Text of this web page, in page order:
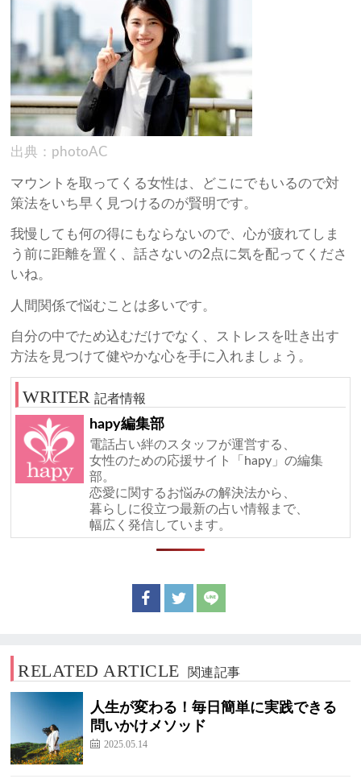
出典：photoAC
マウントを取ってくる女性は、どこにでもいるので対
策法をいち早く見つけるのが賢明です。
我慢しても何の得にもならないので、心が疲れてしま
う前に距離を置く、話さないの2点に気を配ってくださ
いね。
人間関係で悩むことは多いです。
自分の中でため込むだけでなく、ストレスを吐き出す
方法を見つけて健やかな心を手に入れましょう。
記者情報
hapy編集部
電話占い絆のスタッフが運営する、
女性のための応援サイト「hapy」の編集
部。
恋愛に関するお悩みの解決法から、
暮らしに役立つ最新の占い情報まで、
幅広く発信しています。
RELATED ARTICLE 関連記事
人生が変わる！毎日簡単に実践できる
問いかけメソッド
2025.05.14